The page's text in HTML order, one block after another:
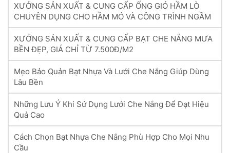
XƯỞNG SẢN XUẤT & CUNG CẤP ỐNG GIÓ HẦM LÒ
CHUYÊN DỤNG CHO HẦM MỎ VÀ CÔNG TRÌNH NGẦM
XƯỞNG SẢN XUẤT & CUNG CẤP BẠT CHE NẮNG MƯA
BỀN ĐẸP, GIÁ CHỈ TỪ 7.500Đ/M2
Mẹo Bảo Quản Bạt Nhựa Và Lưới Che Nắng Giúp Dùng
Lâu Bền
Những Lưu Ý Khi Sử Dụng Lưới Che Nắng Để Đạt Hiệu
Quả Cao
Cách Chọn Bạt Nhựa Che Nắng Phù Hợp Cho Mọi Nhu
Cầu